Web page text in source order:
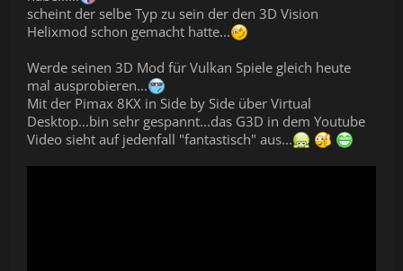
scheint der selbe Typ zu sein der den 3D Vision
Helixmod schon gemacht hatte...
Werde seinen 3D Mod für Vulkan Spiele gleich heute
mal ausprobieren...
Mit der Pimax 8KX in Side by Side über Virtual
Desktop...bin sehr gespannt...das G3D in dem Youtube
Video sieht auf jedenfall "fantastisch" aus...